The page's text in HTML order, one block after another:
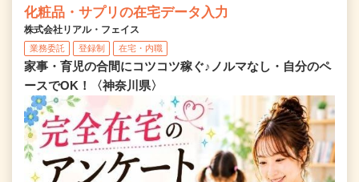
化粧品・サプリの在宅データ入力
株式会社リアル・フェイス
業務委託 登録制 在宅・内職
家事・育児の合間にコツコツ稼ぐ♪ノルマなし・自分のペ
ースでOK！〈神奈川県〉